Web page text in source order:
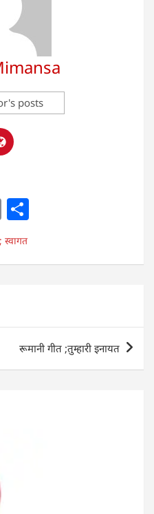
posts
E
m
ai
l e
रूमानी गीत ;तुम्हारी इनायत